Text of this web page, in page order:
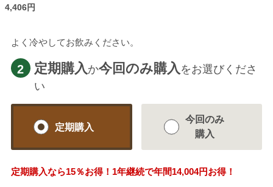
4,406円
よく冷やしてお飲みください。
2 定期購入 か今回のみ購入 をお選びくださ
い
定期購入
今回のみ
購入
定期購入なら15％お得！1年継続で年間14,004円お得！